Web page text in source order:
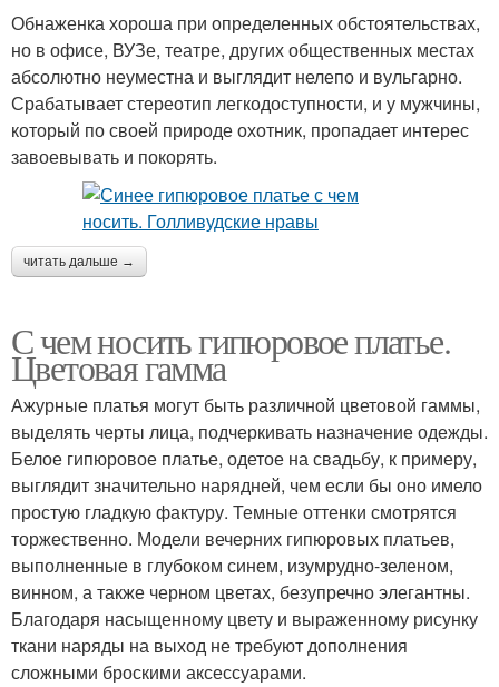
Обнаженка хороша при определенных обстоятельствах,
но в офисе, ВУЗе, театре, других общественных местах
абсолютно неуместна и выглядит нелепо и вульгарно.
Срабатывает стереотип легкодоступности, и у мужчины,
который по своей природе охотник, пропадает интерес
завоевывать и покорять.
читать дальше →
С чем носить гипюровое платье.
Цветовая гамма
Ажурные платья могут быть различной цветовой гаммы,
выделять черты лица, подчеркивать назначение одежды.
Белое гипюровое платье, одетое на свадьбу, к примеру,
выглядит значительно нарядней, чем если бы оно имело
простую гладкую фактуру. Темные оттенки смотрятся
торжественно. Модели вечерних гипюровых платьев,
выполненные в глубоком синем, изумрудно-зеленом,
винном, а также черном цветах, безупречно элегантны.
Благодаря насыщенному цвету и выраженному рисунку
ткани наряды на выход не требуют дополнения
сложными броскими аксессуарами.